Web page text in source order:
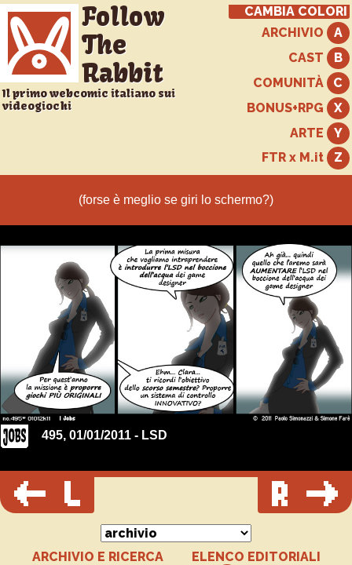
Follow
The
Rabbit
Il primo webcomic italiano sui
videogiochi
CAMBIA COLORI
ARCHIVIO
CAST
COMUNITÀ
BONUS+RPG
ARTE
FTR x M.it
495, 01/01/2011 - LSD
ARCHIVIO E RICERCA
ELENCO EDITORIALI